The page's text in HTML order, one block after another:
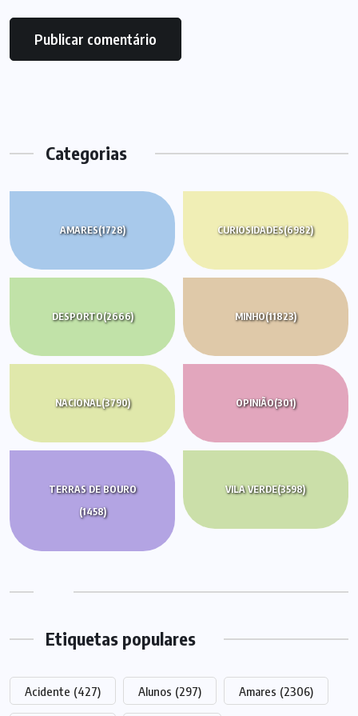
Categorias
AMARES(1728) CURIOSIDADES(6982)
DESPORTO(2666) MINHO(11823)
NACIONAL(3790) OPINIÃO(301)
TERRAS DE BOURO
(1458)
VILA VERDE(3598)
Etiquetas populares
Acidente (427) Alunos (297) Amares (2306)